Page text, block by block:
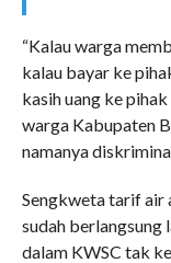
“Kalau warga
kalau bayar ke
kasih uang ke
warga Kabupaten
namanya
Sengkweta tarif air
sudah berlangsung
dalam KWSC tak